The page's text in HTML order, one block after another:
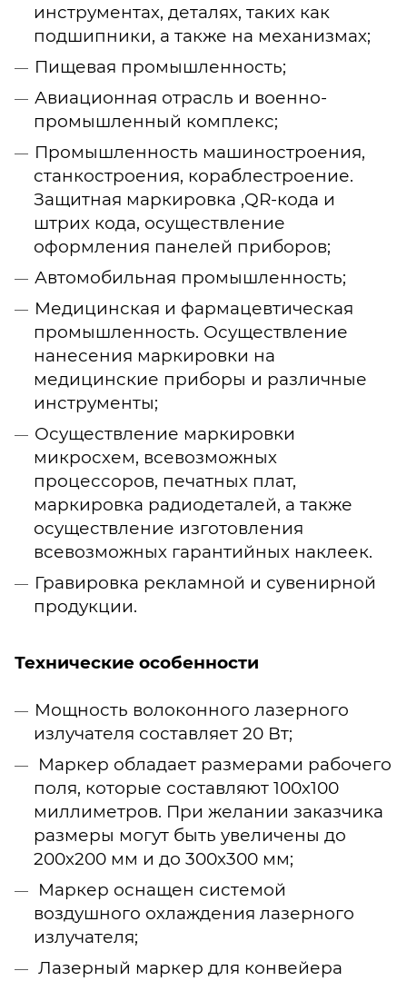
инструментах, деталях, таких как
подшипники, а также на механизмах;
Пищевая промышленность;
Авиационная отрасль и военно-
промышленный комплекс;
Промышленность машиностроения,
станкостроения, кораблестроение.
Защитная маркировка ,QR-кода и
штрих кода, осуществление
оформления панелей приборов;
Автомобильная промышленность;
Медицинская и фармацевтическая
промышленность. Осуществление
нанесения маркировки на
медицинские приборы и различные
инструменты;
Осуществление маркировки
микросхем, всевозможных
процессоров, печатных плат,
маркировка радиодеталей, а также
осуществление изготовления
всевозможных гарантийных наклеек.
Гравировка рекламной и сувенирной
продукции.
Технические особенности
Мощность волоконного лазерного
излучателя составляет 20 Вт;
Маркер обладает размерами рабочего
поля, которые составляют 100х100
миллиметров. При желании заказчика
размеры могут быть увеличены до
200х200 мм и до 300х300 мм;
Маркер оснащен системой
воздушного охлаждения лазерного
излучателя;
Лазерный маркер для конвейера